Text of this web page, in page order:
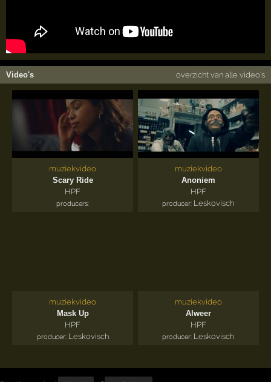
Video's overzicht van alle video's
muziekvideo
Scary Ride
HPF
producers:
muziekvideo
Anoniem
HPF
producer: Leskovisch
muziekvideo
Mask Up
HPF
producer: Leskovisch
muziekvideo
Alweer
HPF
producer: Leskovisch